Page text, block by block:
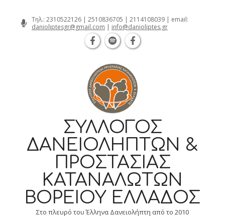
Τηλ.: 2310522126 | 2510836705 | 2114108039 | email:
danioliptesgr@gmail.com | info@danioliptes.gr
ΣΎΛΛΟΓΟΣ
ΔΑΝΕΙΟΛΗΠΤΏΝ &
ΠΡΟΣΤΑΣΊΑΣ
ΚΑΤΑΝΑΛΩΤΏΝ
ΒΟΡΕΊΟΥ ΕΛΛΆΔΟΣ
Στο πλευρό του Έλληνα Δανειολήπτη από το 2010